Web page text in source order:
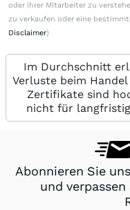
oder ihrer Mitarbeiter zu
zu verkaufen oder eine
Disclaimer)
Im Durchschnitt
Verluste beim
Zertifikate sind
nicht für
Abonnieren Sie
und